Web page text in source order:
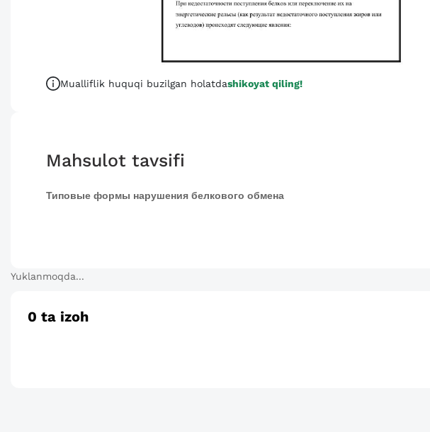
Mualliflik huquqi buzilgan holatdashikoyat qiling!
Mahsulot tavsifi
Типовые формы нарушения белкового обмена
Yuklanmoqda...
0 ta izoh